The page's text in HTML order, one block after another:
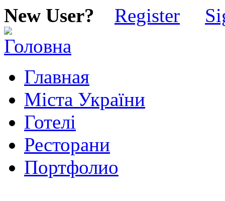
New User? Register
Главная
Міста України
Готелі
Ресторани
Портфолио